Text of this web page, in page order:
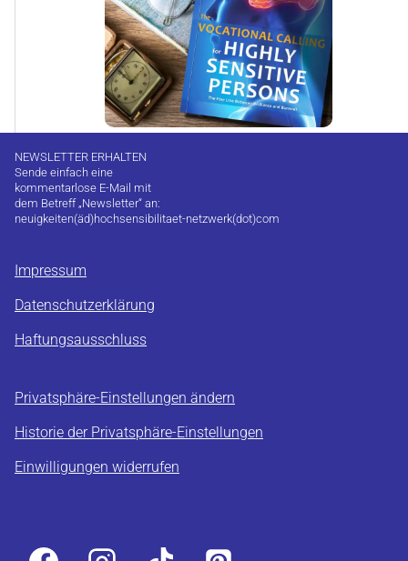
NEWSLETTER ERHALTEN
Sende einfach eine
kommentarlose E-Mail mit
dem Betreff „Newsletter“ an:
neuigkeiten(äd)hochsensibilitaet-netzwerk(dot)com
Impressum
Datenschutzerklärung
Haftungsausschluss
Privatsphäre-Einstellungen ändern
Historie der Privatsphäre-Einstellungen
Einwilligungen widerrufen